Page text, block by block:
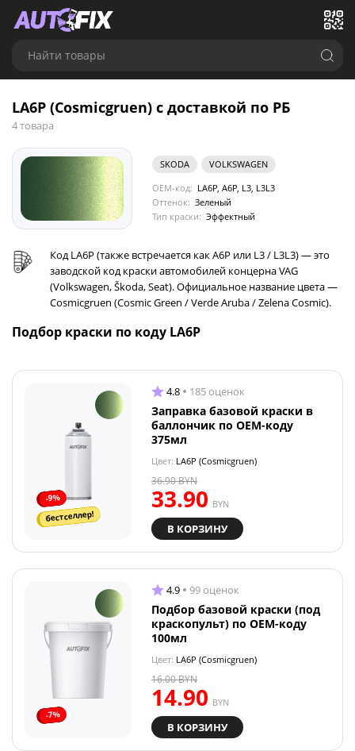
Найти товары
LA6P (Cosmicgruen) с доставкой по РБ
4 товара
SKODA
VOLKSWAGEN
OEM-код: LA6P, A6P, L3, L3L3
Оттенок: Зеленый
Тип краски: Эффектный
Код LA6P (также встречается как A6P или L3 / L3L3) — это
заводской код краски автомобилей концерна VAG
(Volkswagen, Škoda, Seat). Официальное название цвета —
Cosmicgruen (Cosmic Green / Verde Aruba / Zelena Cosmic).
Подбор краски по коду LA6P
-9%
бестселлер!
4.8 185 оценок
Заправка базовой краски в
баллончик по OEM-коду
375мл
Цвет: LA6P (Cosmicgruen)
33.90 BYN
36.90BYN
В КОРЗИНУ
-7%
4.9 99 оценок
Подбор базовой краски (под
краскопульт) по OEM-коду
100мл
Цвет: LA6P (Cosmicgruen)
14.90 BYN
16.00BYN
В КОРЗИНУ